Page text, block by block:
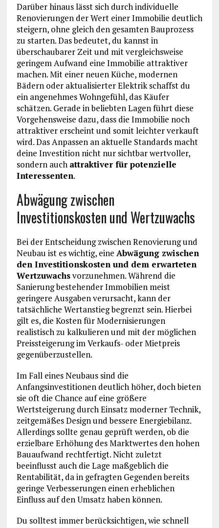
Darüber hinaus lässt sich durch individuelle
Renovierungen der Wert einer Immobilie deutlich
steigern, ohne gleich den gesamten Bauprozess
zu starten. Das bedeutet, du kannst in
überschaubarer Zeit und mit vergleichsweise
geringem Aufwand eine Immobilie attraktiver
machen. Mit einer neuen Küche, modernen
Bädern oder aktualisierter Elektrik schaffst du
ein angenehmes Wohngefühl, das Käufer
schätzen. Gerade in beliebten Lagen führt diese
Vorgehensweise dazu, dass die Immobilie noch
attraktiver erscheint und somit leichter verkauft
wird. Das Anpassen an aktuelle Standards macht
deine Investition nicht nur sichtbar wertvoller,
sondern auch attraktiver für potenzielle
Interessenten.
Abwägung zwischen
Investitionskosten und Wertzuwachs
Bei der Entscheidung zwischen Renovierung und
Neubau ist es wichtig, eine Abwägung zwischen
den Investitionskosten und dem erwarteten
Wertzuwachsvorzunehmen. Während die
Sanierung bestehender Immobilien meist
geringere Ausgaben verursacht, kann der
tatsächliche Wertanstieg begrenzt sein. Hierbei
gilt es, die Kosten für Modernisierungen
realistisch zu kalkulieren und mit der möglichen
Preissteigerung im Verkaufs- oder Mietpreis
gegenüberzustellen.
Im Fall eines Neubaus sind die
Anfangsinvestitionen deutlich höher, doch bieten
sie oft die Chance auf eine größere
Wertsteigerung durch Einsatz moderner Technik,
zeitgemäßes Design und bessere Energiebilanz.
Allerdings sollte genau geprüft werden, ob die
erzielbare Erhöhung des Marktwertes den hohen
Bauaufwand rechtfertigt. Nicht zuletzt
beeinflusst auch die Lage maßgeblich die
Rentabilität, da in gefragten Gegenden bereits
geringe Verbesserungen einen erheblichen
Einfluss auf den Umsatz haben können.
Du solltest immer berücksichtigen, wie schnell